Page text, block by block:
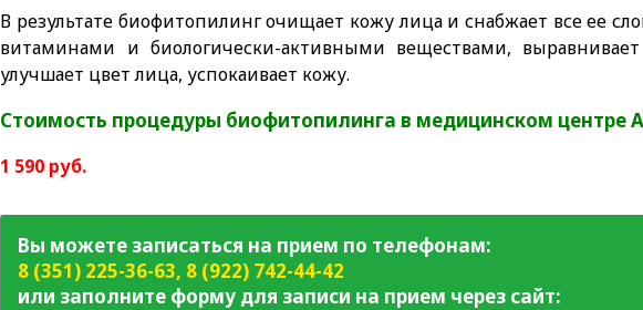
В результате биофитопилинг очищает кожу лица и снабжает все ее
витаминами и биологически-активными веществами,
улучшает цвет лица, успокаивает кожу.
Стоимость процедуры биофитопилинга в медицинском центре
1 590 руб.
Вы можете записаться на прием по телефонам:
8 (351) 225-36-63, 8 (922) 742-44-42
или заполните форму для записи на прием через сайт: